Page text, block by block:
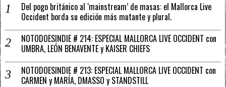
Del pogo británico al ‘mainstream’ de masas: el Mallorca Live
Occident borda su edición más mutante y plural.
NOTODOESINDIE # 214: ESPECIAL MALLORCA LIVE OCCIDENT con
UMBRA, LEÓN BENAVENTE y KAISER CHIEFS
NOTODOESINDIE # 213: ESPECIAL MALLORCA LIVE OCCIDENT con
CARMEN y MARÍA, DMASSO y STANDSTILL